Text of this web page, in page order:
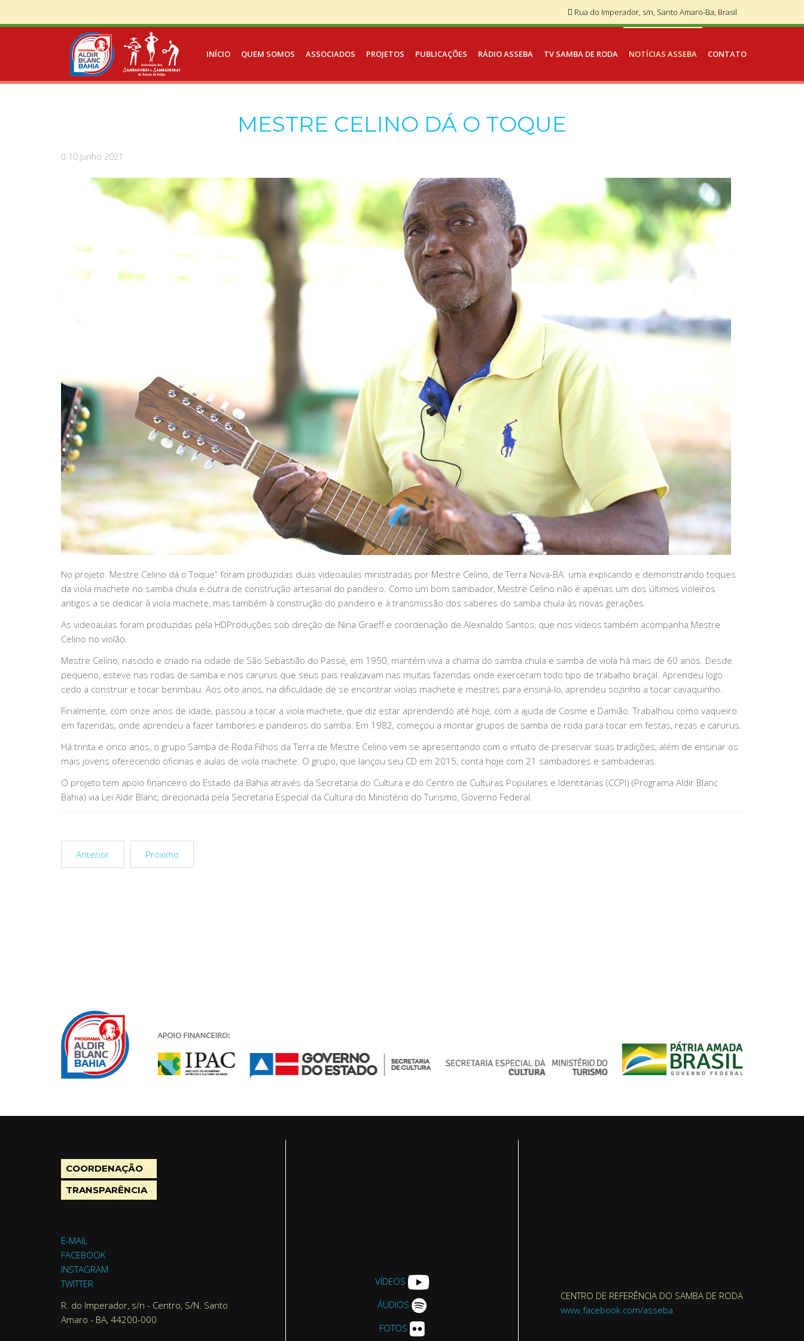
Rua do Imperador, s/n, Santo Amaro-Ba, Brasil
INÍCIO QUEM SOMOS ASSOCIADOS PROJETOS PUBLICAÇÕES RÁDIO ASSEBA TV SAMBA DE RODA NOTÍCIAS ASSEBA CONTATO
MESTRE CELINO DÁ O TOQUE
10 Junho 2021
No projeto Mestre Celino dá o Toque” foram produzidas duas videoaulas ministradas por Mestre Celino, de Terra Nova-BA: uma explicando e demonstrando toques
da viola machete no samba chula e outra de construção artesanal do pandeiro. Como um bom sambador, Mestre Celino não é apenas um dos últimos violeiros
antigos a se dedicar à viola machete, mas também à construção do pandeiro e à transmissão dos saberes do samba chula às novas gerações.
As videoaulas foram produzidas pela HDProduções sob direção de Nina Graeff e coordenação de Alexnaldo Santos, que nos vídeos também acompanha Mestre
Celino no violão.
Mestre Celino, nascido e criado na cidade de São Sebastião do Passé, em 1950, mantém viva a chama do samba chula e samba de viola há mais de 60 anos. Desde
pequeno, esteve nas rodas de samba e nos carurus que seus pais realizavam nas muitas fazendas onde exerceram todo tipo de trabalho braçal. Aprendeu logo
cedo a construir e tocar berimbau. Aos oito anos, na dificuldade de se encontrar violas machete e mestres para ensiná-lo, aprendeu sozinho a tocar cavaquinho.
Finalmente, com onze anos de idade, passou a tocar a viola machete, que diz estar aprendendo até hoje, com a ajuda de Cosme e Damião. Trabalhou como vaqueiro
em fazendas, onde aprendeu a fazer tambores e pandeiros do samba. Em 1982, começou a montar grupos de samba de roda para tocar em festas, rezas e carurus.
Há trinta e cinco anos, o grupo Samba de Roda Filhos da Terra de Mestre Celino vem se apresentando com o intuito de preservar suas tradições, além de ensinar os
mais jovens oferecendo oficinas e aulas de viola machete. O grupo, que lançou seu CD em 2015, conta hoje com 21 sambadores e sambadeiras.
O projeto tem apoio financeiro do Estado da Bahia através da Secretaria do Cultura e do Centro de Culturas Populares e Identitárias (CCPI) (Programa Aldir Blanc
Bahia) via Lei Aldir Blanc, direcionada pela Secretaria Especial da Cultura do Ministério do Turismo, Governo Federal.
Anterior Próximo
COORDENAÇÃO
TRANSPARÊNCIA
E-MAIL
FACEBOOK
INSTAGRAM
TWITTER
R. do Imperador, s/n - Centro, S/N. Santo
Amaro - BA, 44200-000
VÍDEOS
ÁUDIOS
FOTOS
CENTRO DE REFERÊNCIA DO SAMBA DE RODA
www.facebook.com/asseba